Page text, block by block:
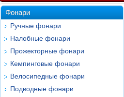
Фонари
Ручные фонари
Налобные фонари
Прожекторные фонари
Кемпинговые фонари
Велосипедные фонари
Подводные фонари